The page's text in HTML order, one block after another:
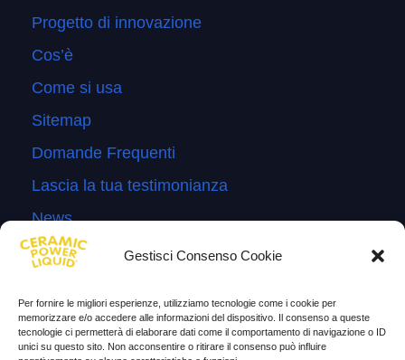
Gestisci Consenso Cookie
Per fornire le migliori esperienze, utilizziamo tecnologie come i cookie per
memorizzare e/o accedere alle informazioni del dispositivo. Il consenso a queste
tecnologie ci permetterà di elaborare dati come il comportamento di navigazione o ID
unici su questo sito. Non acconsentire o ritirare il consenso può influire
Progetto di innovazione
Cos’è
Come si usa
Sitemap
Domande Frequenti
Lascia la tua testimonianza
News
TESTIMONIANZE
Molto soddisfatti
Risparmio di carburante